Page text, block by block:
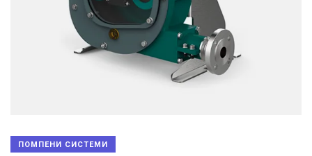
ПОМПЕНИ СИСТЕМИ